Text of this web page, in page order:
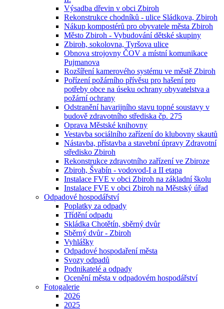
Výsadba dřevin v obci Zbiroh
Rekonstrukce chodníků - ulice Sládkova, Zbiroh
Nákup kompostérů pro obyvatele města Zbiroh
Město Zbiroh - Vybudování dětské skupiny
Zbiroh, sokolovna, Tyršova ulice
Obnova strojovny ČOV a místní komunikace
Pujmanova
Rozšíření kamerového systému ve městě Zbiroh
Pořízení požárního přívěsu pro hašení pro
potřeby obce na úseku ochrany obyvatelstva a
požární ochrany
Odstranění havarijního stavu topné soustavy v
budově zdravotního střediska čp. 275
Oprava Městské knihovny
Vestavba sociálního zařízení do klubovny skautů
Nástavba, přístavba a stavební úpravy Zdravotní
středisko Zbiroh
Rekonstrukce zdravotního zařízení ve Zbiroze
Zbiroh, Švabín - vodovod-I a II etapa
Instalace FVE v obci Zbiroh na základní školu
Instalace FVE v obci Zbiroh na Městský úřad
Odpadové hospodářství
Poplatky za odpady
Třídění odpadu
Skládka Chotětín, sběrný dvůr
Sběrný dvůr - Zbiroh
Vyhlášky
Odpadové hospodaření města
Svozy odpadů
Podnikatelé a odpady
Ocenění města v odpadovém hospodářství
Fotogalerie
2026
2025